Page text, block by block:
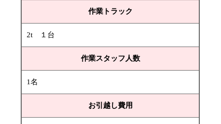
作業トラック
2t １台
作業スタッフ人数
1名
お引越し費用